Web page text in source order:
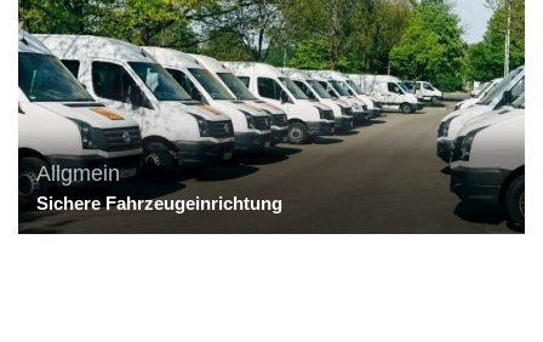
Allgmein
Sichere Fahrzeugeinrichtung